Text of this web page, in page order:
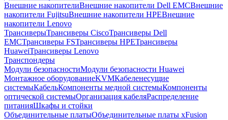
Внешние накопителиВнешние накопители Dell EMCВнешние
накопители FujitsuВнешние накопители HPEВнешние
накопители Lenovo
ТрансиверыТрансиверы CiscoТрансиверы Dell
EMCТрансиверы FSТрансиверы HPEТрансиверы
HuaweiТрансиверы Lenovo
Транспондеры
Модули безопасностиМодули безопасности Huawei
Монтажное оборудованиеKVMКабеленесущие
системыКабельКомпоненты медной системыКомпоненты
оптической системыОрганизация кабеляРаспределение
питанияШкафы и стойки
Объединительные платыОбъединительные платы xFusion